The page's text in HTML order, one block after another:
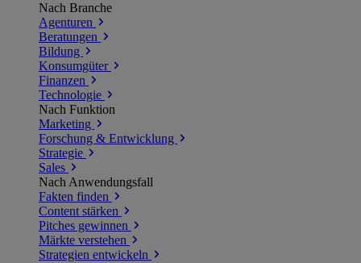
Nach Branche
Agenturen
Beratungen
Bildung
Konsumgüter
Finanzen
Technologie
Nach Funktion
Marketing
Forschung & Entwicklung
Strategie
Sales
Nach Anwendungsfall
Fakten finden
Content stärken
Pitches gewinnen
Märkte verstehen
Strategien entwickeln